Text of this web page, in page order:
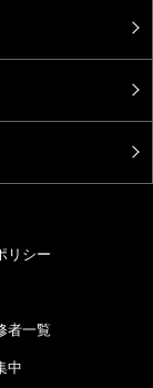
リシー
者一覧
中